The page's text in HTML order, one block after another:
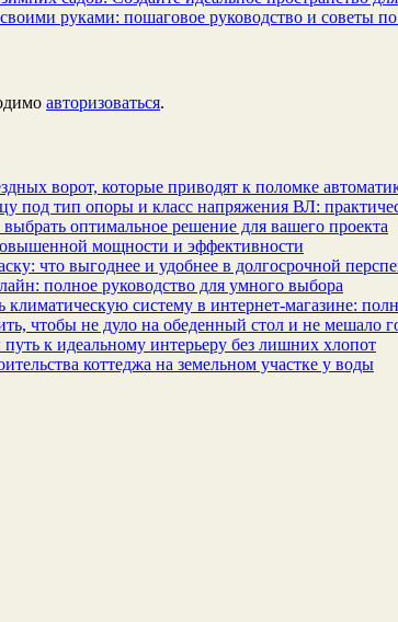
своими руками: пошаговое руководство и советы
авторизоваться.
ворот, которые приводят к поломке
под тип опоры и класс напряжения ВЛ:
оптимальное решение для вашего проекта
мощности и эффективности
что выгоднее и удобнее в долгосрочной
полное руководство для умного выбора
систему в интернет‑магазине:
чтобы не дуло на обеденный стол и не мешало
к идеальному интерьеру без лишних хлопот
коттеджа на земельном участке у воды